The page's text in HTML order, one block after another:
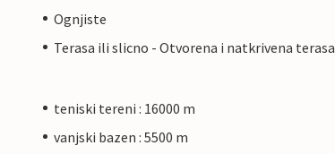
Ognjiste
Terasa ili slicno - Otvorena i natkrivena terasa
teniski tereni : 16000 m
vanjski bazen : 5500 m